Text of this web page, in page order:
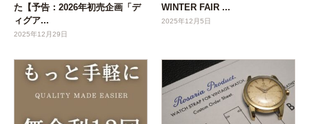
た【予告：2026年初売企画「デ
ィグア...
2025年12月29日
WINTER FAIR ...
2025年12月5日